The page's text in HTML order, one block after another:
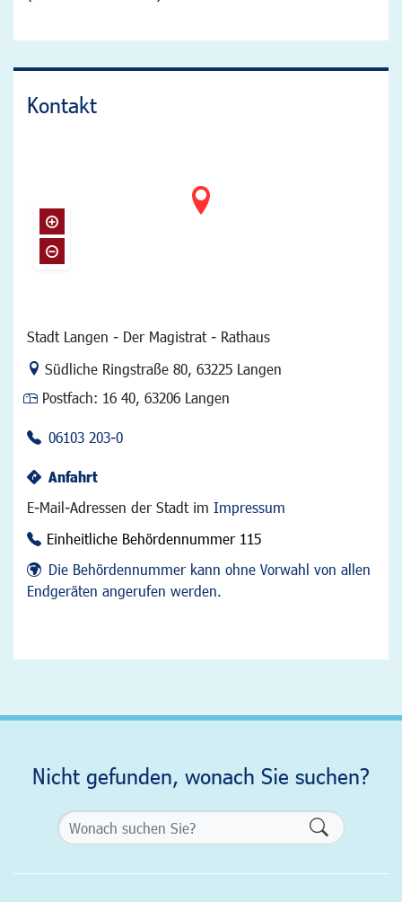
Kontakt
Stadt Langen - Der Magistrat - Rathaus
Link zur Google-Maps Navigation
Südliche Ringstraße 80, 63225 Langen
Postfach: 16 40, 63206 Langen
06103 203-0
Anfahrt
E-Mail-Adressen der Stadt im Impressum
Einheitliche Behördennummer 115
Die Behördennummer kann ohne Vorwahl von allen
Endgeräten angerufen werden.
Nicht gefunden, wonach Sie suchen?